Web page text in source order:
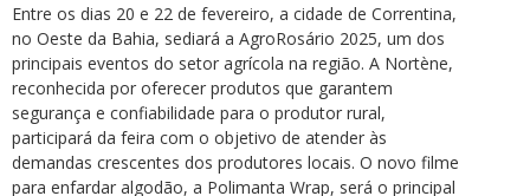
Entre os dias 20 e 22 de fevereiro, a cidade de Correntina,
no Oeste da Bahia, sediará a AgroRosário 2025, um dos
principais eventos do setor agrícola na região. A Nortène,
reconhecida por oferecer produtos que garantem
segurança e confiabilidade para o produtor rural,
participará da feira com o objetivo de atender às
demandas crescentes dos produtores locais. O novo filme
para enfardar algodão, a Polimanta Wrap, será o principal